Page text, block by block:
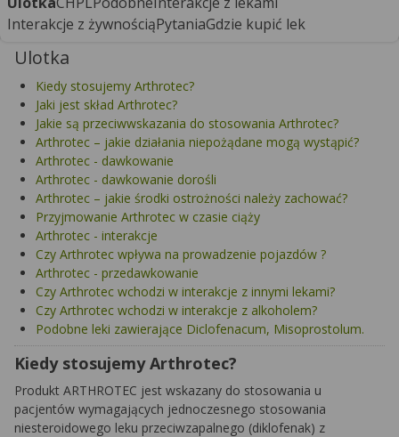
Interakcje z żywnościąPytaniaGdzie kupić lek
Ulotka
Kiedy stosujemy Arthrotec?
Jaki jest skład Arthrotec?
Jakie są przeciwwskazania do stosowania Arthrotec?
Arthrotec – jakie działania niepożądane mogą wystąpić?
Arthrotec - dawkowanie
Arthrotec - dawkowanie dorośli
Arthrotec – jakie środki ostrożności należy zachować?
Przyjmowanie Arthrotec w czasie ciąży
Arthrotec - interakcje
Czy Arthrotec wpływa na prowadzenie pojazdów ?
Arthrotec - przedawkowanie
Czy Arthrotec wchodzi w interakcje z innymi lekami?
Czy Arthrotec wchodzi w interakcje z alkoholem?
Podobne leki zawierające Diclofenacum, Misoprostolum.
Kiedy stosujemy Arthrotec?
Produkt ARTHROTEC jest wskazany do stosowania u
pacjentów wymagających jednoczesnego stosowania
niesteroidowego leku przeciwzapalnego (diklofenak) z